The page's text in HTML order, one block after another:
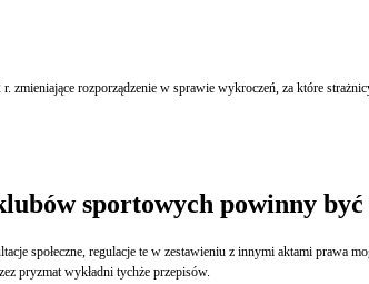
rozporządzenie w sprawie wykroczeń, za które
sportowych powinny
społeczne, regulacje te w zestawieniu z innymi aktami prawa
pryzmat wykładni tychże przepisów.